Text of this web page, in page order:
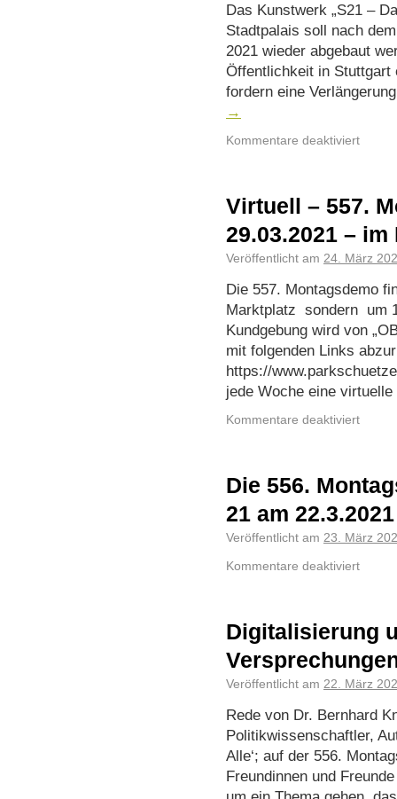
Das Kunstwerk „S21 –
Stadtpalais soll nach
2021 wieder abgebaut
Öffentlichkeit in Stuttgart
fordern eine
→
Kommentare deaktiviert
Virtuell – 557.
29.03.2021 – im
Veröffentlicht am 24. März
Die 557. Montagsdemo
Marktplatz sondern um
Kundgebung wird von
mit folgenden Links
https://
jede Woche eine
Kommentare deaktiviert
Die 556.
21 am
Veröffentlicht am 23. März
Kommentare deaktiviert
Digitalisierung
Veröffentlicht am 22. März
Rede von Dr. Bernhard
Politikwissenschaftler,
Alle‘; auf der 556.
Freundinnen und